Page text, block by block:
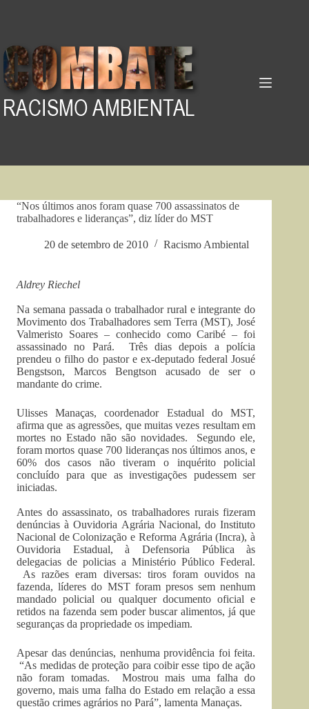
“Nos últimos anos foram quase 700 assassinatos de
trabalhadores e lideranças”, diz líder do MST
20 de setembro de 2010 Racismo Ambiental
Aldrey Riechel
Na semana passada o trabalhador rural e integrante do
Movimento dos Trabalhadores sem Terra (MST), José
Valmeristo Soares – conhecido como Caribé – foi
assassinado no Pará. Três dias depois a polícia
prendeu o filho do pastor e ex-deputado federal Josué
Bengstson, Marcos Bengtson acusado de ser o
mandante do crime.
Ulisses Manaças, coordenador Estadual do MST,
afirma que as agressões, que muitas vezes resultam em
mortes no Estado não são novidades. Segundo ele,
foram mortos quase 700 lideranças nos últimos anos, e
60% dos casos não tiveram o inquérito policial
concluído para que as investigações pudessem ser
iniciadas.
Antes do assassinato, os trabalhadores rurais fizeram
denúncias à Ouvidoria Agrária Nacional, do Instituto
Nacional de Colonização e Reforma Agrária (Incra), à
Ouvidoria Estadual, à Defensoria Pública às
delegacias de policias a Ministério Público Federal.
As razões eram diversas: tiros foram ouvidos na
fazenda, líderes do MST foram presos sem nenhum
mandado policial ou qualquer documento oficial e
retidos na fazenda sem poder buscar alimentos, já que
seguranças da propriedade os impediam.
Apesar das denúncias, nenhuma providência foi feita.
“As medidas de proteção para coibir esse tipo de ação
não foram tomadas. Mostrou mais uma falha do
governo, mais uma falha do Estado em relação a essa
questão crimes agrários no Pará”, lamenta Manaças.